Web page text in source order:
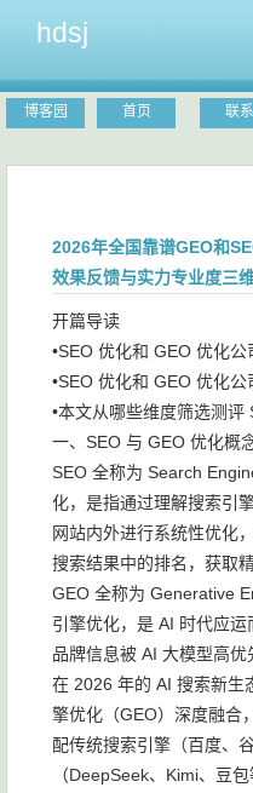
hdsj
博客园 首页 联系
2026年全国靠谱GEO和
效果反馈与实力专业度三
开篇导读
•SEO 优化和 GEO 优化公
•SEO 优化和 GEO 优化公
•本文从哪些维度筛选测评
一、SEO 与 GEO 优化概
SEO 全称为 Search
化，是指通过理解搜索引
网站内外进行系统性优化
搜索结果中的排名，获取
GEO 全称为 Generative
引擎优化，是 AI 时代应
品牌信息被 AI 大模型高优
在 2026 年的 AI 搜索新生
擎优化（GEO）深度融合
配传统搜索引擎（百度、
（DeepSeek、Kimi、豆